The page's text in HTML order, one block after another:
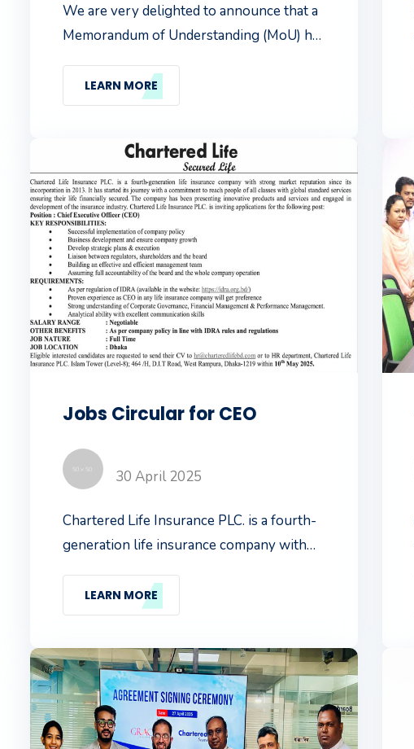
We are very delighted to announce that a
Memorandum of Understanding (MoU) has
Limited and Chartered Life Insurance PLC.
CEO of LifePlus Bangladesh Limited Mr.
Mr. Abu Ahmed Kabir signed the
memorandum on behalf of their
respective organizations. Besides, others
high officials of both organizations were
present at the signing ceremony.
LEARN MORE
Jobs Circular for CEO
30 April 2025
Chartered Life Insurance PLC. is a fourth-
generation life insurance company with
incorporation in 2013. It has started its
journey with a commitment to reach
services ensuring their life financially
secured.
LEARN MORE